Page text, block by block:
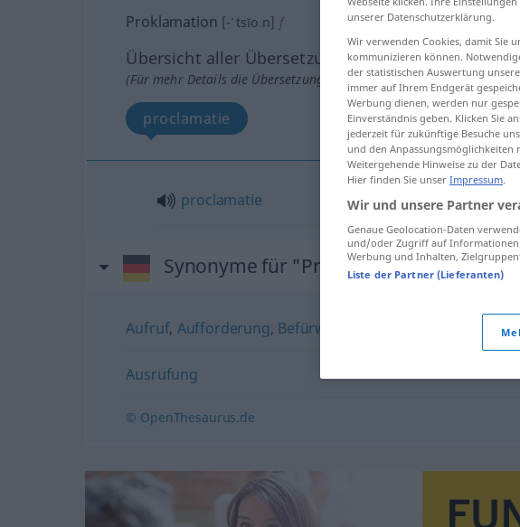
Proklamation [-ˈtsĭoːn] f
Übersicht aller Übersetzungen
(Für mehr Details die Übersetzung anklicken/antippen)
proclamatie
proclamatie
Synonyme für "Proklamation"
Aufruf, Aufforderung, Befürwortung Aufgebot,
Ausrufung
© OpenThesaurus.de
unserer Datenschutzerklärung.
Wir verwenden Cookies, damit Sie
kommunizieren können.
der statistischen Auswertung
immer auf Ihrem Endgerät
Werbung dienen, werden nur
Einverständnis geben. Klicken Sie
jederzeit für zukünftige Besuche
und den Anpassungsmöglichkeiten
Weitergehende Hinweise zu der
Hier finden Sie unser Impressum.
Wir und unsere Partner
Genaue Geolocation-Daten
und/oder Zugriff auf Informationen
Werbung und Inhalten,
Liste der Partner (Lieferanten)